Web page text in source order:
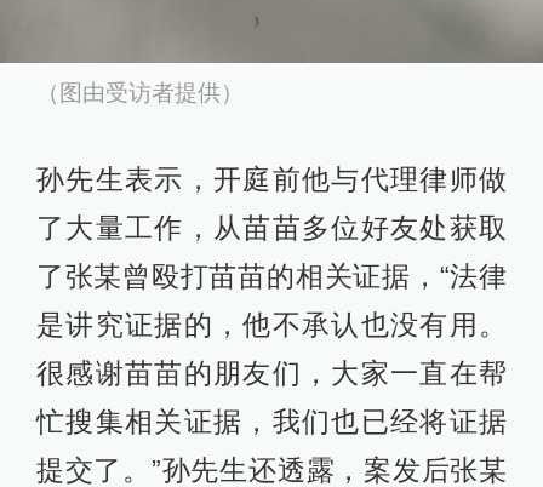
（图由受访者提供）
孙先生表示，开庭前他与代理律师做
了大量工作，从苗苗多位好友处获取
了张某曾殴打苗苗的相关证据，“法律
是讲究证据的，他不承认也没有用。
很感谢苗苗的朋友们，大家一直在帮
忙搜集相关证据，我们也已经将证据
提交了。”孙先生还透露，案发后张某